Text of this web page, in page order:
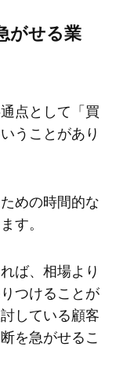
がせる業
点として「買
うことがあり
めの時間的な
す。
ば、相場より
つけることが
している顧客
を急がせるこ